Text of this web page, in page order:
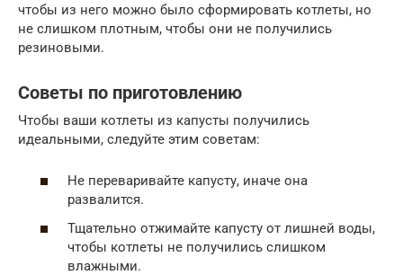
чтобы из него можно было сформировать котлеты, но
не слишком плотным, чтобы они не получились
резиновыми.
Советы по приготовлению
Чтобы ваши котлеты из капусты получились
идеальными, следуйте этим советам:
Не переваривайте капусту, иначе она
развалится.
Тщательно отжимайте капусту от лишней воды,
чтобы котлеты не получились слишком
влажными.